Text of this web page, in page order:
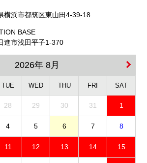
横浜市都筑区東山田4-39-18
BASE
進市浅田平子1-370
2026年 8月
TUE WED THU FRI SAT
28 29 30 31 1
4 5 6 7 8
11 12 13 14 15